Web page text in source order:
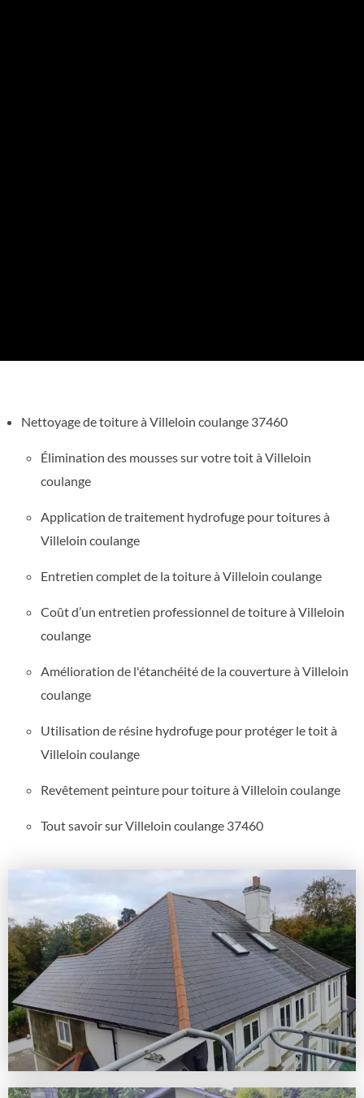
Nettoyage de toiture à Villeloin coulange 37460
Élimination des mousses sur votre toit à Villeloin
coulange
Application de traitement hydrofuge pour toitures à
Villeloin coulange
Entretien complet de la toiture à Villeloin coulange
Coût d’un entretien professionnel de toiture à Villeloin
coulange
Amélioration de l'étanchéité de la couverture à Villeloin
coulange
Utilisation de résine hydrofuge pour protéger le toit à
Villeloin coulange
Revêtement peinture pour toiture à Villeloin coulange
Tout savoir sur Villeloin coulange 37460